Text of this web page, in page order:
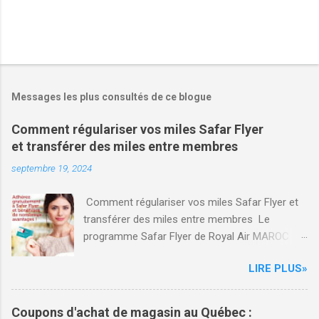
Messages les plus consultés de ce blogue
Comment régulariser vos miles Safar Flyer
et transférer des miles entre membres
septembre 19, 2024
Comment régulariser vos miles Safar Flyer et
transférer des miles entre membres Le
programme Safar Flyer de Royal Air MAROC
familles souhaitant maximiser leurs voyages.
Voici un aperçu des fonctionnalités de Safar
Flyer Famille, ainsi que des conseils sur la
LIRE PLUS»
Coupons d'achat de magasin au Québec :